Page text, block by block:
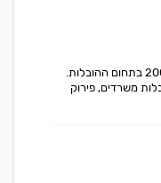
המוביל הארצי - בעלי ניסיון ומוניטין משנת 2006 בתחום ההובלות.
ומעלה, הובלות משרדים, פירוק